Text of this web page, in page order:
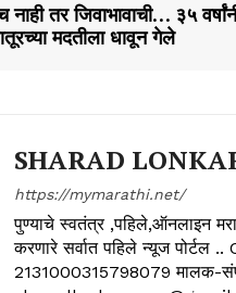
नाही तर जिवाभावाची… ३५
मदतीला धावून गेले
SHARAD
https://mymarathi.net/
पुण्याचे स्वतंत्र ,पहिले,ऑनलाइन
करणारे सर्वात पहिले न्यूज
2131000315798079 मालक-